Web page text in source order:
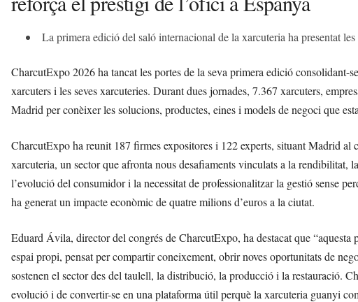
La primera edició del saló internacional de la xarcuteria ha presentat
CharcutExpo 2026 ha tancat les portes de la seva primera edició consolidant-
xarcuters i les seves xarcuteries. Durant dues jornades, 7.367 xarcuters,
Madrid per conèixer les solucions, productes, eines i models de negoci que
CharcutExpo ha reunit 187 firmes expositores i 122 experts, situant Madrid al
xarcuteria, un sector que afronta nous desafiaments vinculats a la rendibilitat,
l’evolució del consumidor i la necessitat de professionalitzar la gestió sense
ha generat un impacte econòmic de quatre milions d’euros a la ciutat.
Eduard Ávila, director del congrés de CharcutExpo, ha destacat que
espai propi, pensat per compartir coneixement, obrir noves oportunitats de
sostenen el sector des del taulell, la distribució, la producció i la restauració.
evolució i de convertir-se en una plataforma útil perquè la xarcuteria guanyi